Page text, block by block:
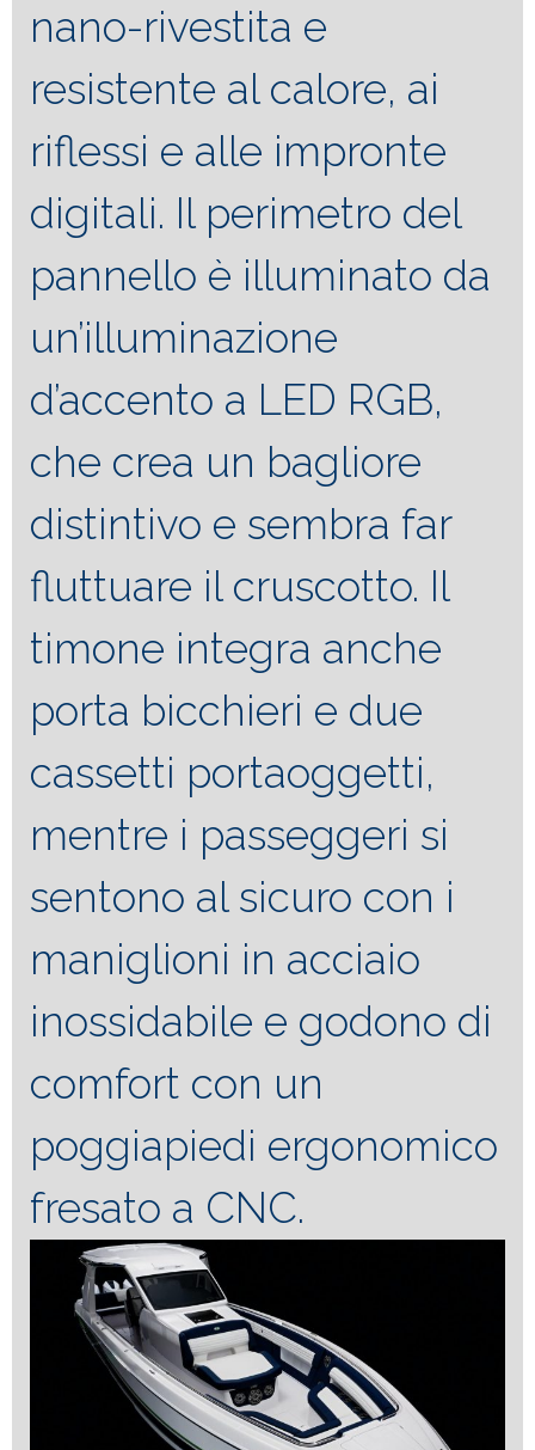
nano-rivestita e
resistente al calore, ai
riflessi e alle impronte
digitali. Il perimetro del
pannello è illuminato da
un’illuminazione
d’accento a LED RGB,
che crea un bagliore
distintivo e sembra far
fluttuare il cruscotto. Il
timone integra anche
porta bicchieri e due
cassetti portaoggetti,
mentre i passeggeri si
sentono al sicuro con i
maniglioni in acciaio
inossidabile e godono di
comfort con un
poggiapiedi ergonomico
fresato a CNC.